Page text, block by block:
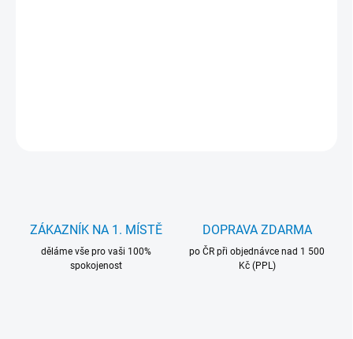
ZÁKAZNÍK NA 1. MÍSTĚ
děláme vše pro vaši 100%
spokojenost
DOPRAVA ZDARMA
po ČR při objednávce nad 1 500
Kč (PPL)